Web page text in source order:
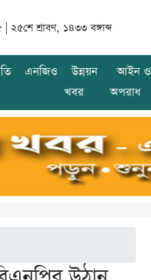
২৫শে শ্রাবণ, ১৪৩৩ বঙ্গাব্দ
এনজিও
উন্নয়ন
খবর
আইন ও
অপরাধ